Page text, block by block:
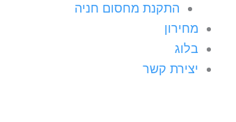
התקנת מחסום חניה
מחירון
בלוג
יצירת קשר